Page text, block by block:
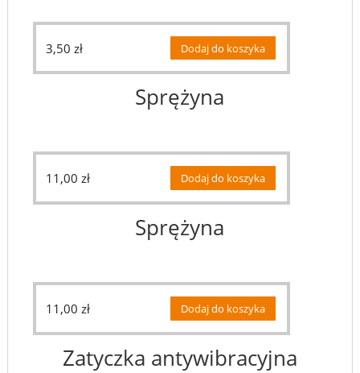
3,50 zł Dodaj do koszyka
Sprężyna
11,00 zł Dodaj do koszyka
Sprężyna
11,00 zł Dodaj do koszyka
Zatyczka antywibracyjna